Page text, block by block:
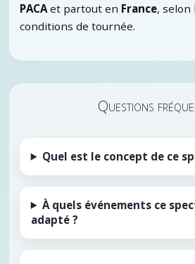
PACAet partout en France, selon
conditions de tournée.
Questions
Quel est le concept de ce
À quels événements ce
adapté ?